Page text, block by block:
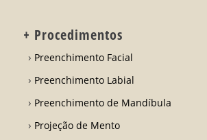
+ Procedimentos
Preenchimento Facial
Preenchimento Labial
Preenchimento de Mandíbula
Projeção de Mento